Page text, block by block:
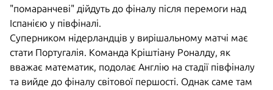
"помаранчеві" дійдуть до фіналу після перемоги над
Іспанією у півфіналі.
Суперником нідерландців у вирішальному матчі має
стати Португалія. Команда Кріштіану Роналду, як
вважає математик, подолає Англію на стадії півфіналу
та вийде до фіналу світової першості. Однак саме там